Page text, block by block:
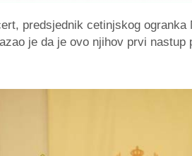
predsjednik cetinjskog ogranka
je da je ovo njihov prvi nastup